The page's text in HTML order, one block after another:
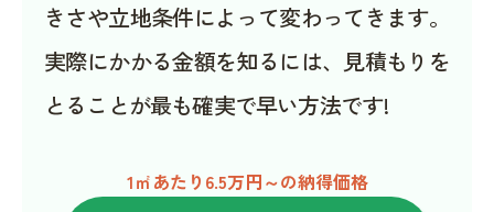
きさや立地条件によって変わってきます。
実際にかかる金額を知るには、見積もりを
とることが最も確実で早い方法です!
1㎡あたり6.5万円～の納得価格